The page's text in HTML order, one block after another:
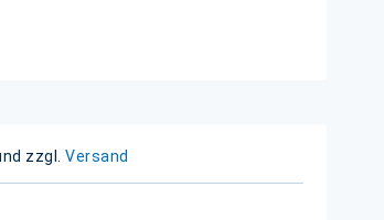
zzgl.Versand